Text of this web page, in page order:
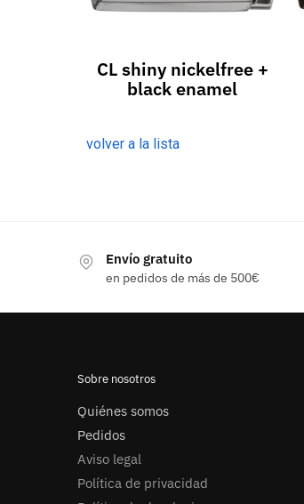
CL shiny nickelfree +
black enamel
volver a la lista
Envío gratuito
en pedidos de más de 500€
Sobre nosotros
Quiénes somos
Pedidos
Aviso legal
Política de privacidad